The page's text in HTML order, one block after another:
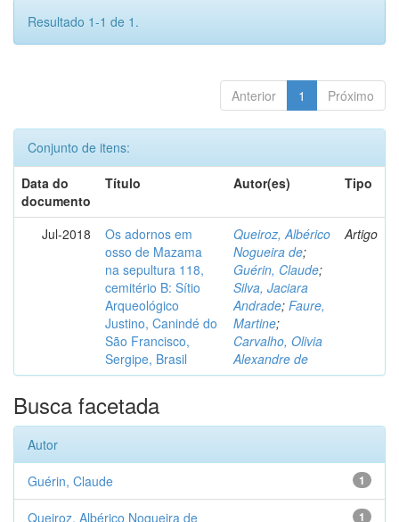
Resultado 1-1 de 1.
Anterior 1 Próximo
Conjunto de itens:
Data do
documento
Título Autor(es) Tipo
Jul-2018
Os adornos em
osso de Mazama
na sepultura 118,
cemitério B: Sítio
Arqueológico
Justino, Canindé do
São Francisco,
Sergipe, Brasil
Queiroz, Albérico
Nogueira de;
Guérin, Claude;
Silva, Jaciara
Andrade; Faure,
Martine;
Carvalho, Olivia
Alexandre de
Artigo
Busca facetada
Autor
1
Guérin, Claude
1
Queiroz, Albérico Nogueira de